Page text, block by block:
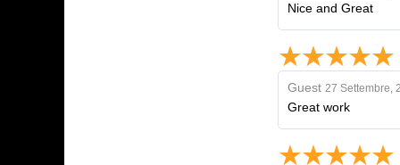
Nice and Great
Guest 27 Settembre,
Great work